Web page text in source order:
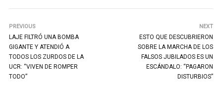
PREVIOUS
LAJE FILTRÓ UNA BOMBA
GIGANTE Y ATENDIÓ A
TODOS LOS ZURDOS DE LA
UCR: “VIVEN DE ROMPER
TODO”
NEXT
ESTO QUE DESCUBRIERON
SOBRE LA MARCHA DE LOS
FALSOS JUBILADOS ES UN
ESCÁNDALO: “PAGARON
DISTURBIOS”